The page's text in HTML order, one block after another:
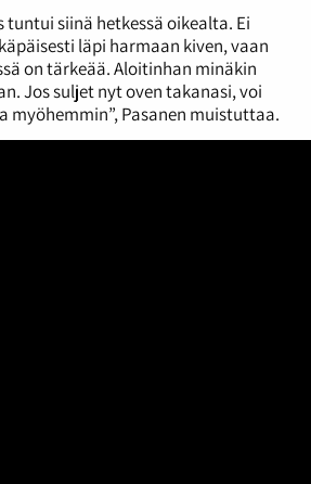
tuntui siinä hetkessä oikealta. Ei
läpi harmaan kiven, vaan
on tärkeää. Aloitinhan minäkin
Jos suljet nyt oven takanasi, voi
myöhemmin”, Pasanen muistuttaa.